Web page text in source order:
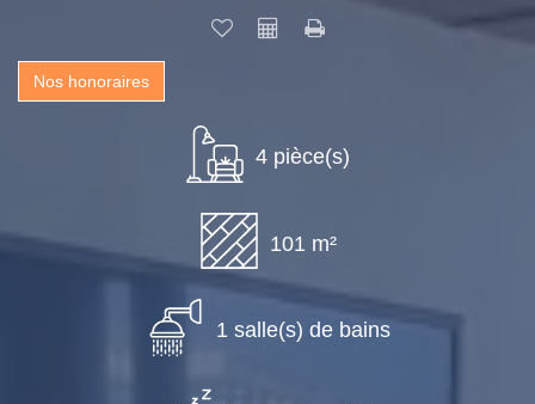
Nos honoraires
4 pièce(s)
101 m²
1 salle(s) de bains